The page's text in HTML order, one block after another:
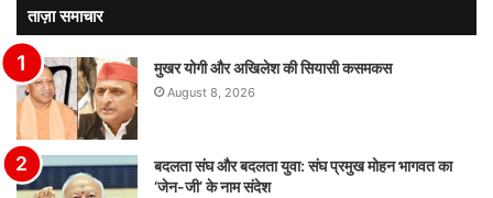
ताज़ा समाचार
मुखर योगी और अखिलेश की सियासी कसमकस
August 8, 2026
बदलता संघ और बदलता युवा: संघ प्रमुख मोहन भागवत का
‘जेन-जी’ के नाम संदेश